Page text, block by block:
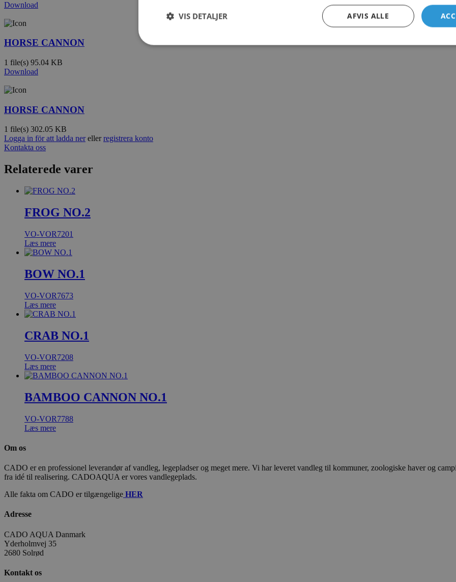
Download
HORSE CANNON
1 file(s) 95.04 KB
Download
HORSE CANNON
1 file(s) 302.05 KB
Logga in för att ladda nerellerregistrera konto
Kontakta oss
Relaterede varer
FROG NO.2
VO-VOR7201
Læs mere
BOW NO.1
VO-VOR7673
Læs mere
CRAB NO.1
VO-VOR7208
Læs mere
BAMBOO CANNON NO.1
VO-VOR7788
Læs mere
Om os
CADO er en professionel leverandør af vandleg, legepladser og meget mere. Vi har leveret vandleg til kommuner, zoologiske haver og
fra idé til realisering. CADOAQUA er vores vandlegeplads.
Alle fakta om CADO er tilgængelige HER
Adresse
CADO AQUA Danmark
Yderholmvej 35
2680 Solrød
Kontakt os
AFVIS ALLE
VIS DETALJER